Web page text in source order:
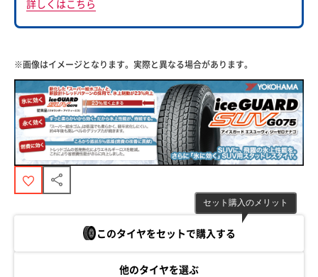
詳しくはこちら
※画像はイメージとなります。実際と異なる場合があります。
セット購入のメリット
このタイヤをセットで購入する
他のタイヤを選ぶ